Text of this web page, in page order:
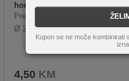
Kupon se ne može kombinirati
home
STV 08
Prekidač, WIPP, 250 V~/ 6 A,
Ø 23 mm, 2 položaja
4,50 KM